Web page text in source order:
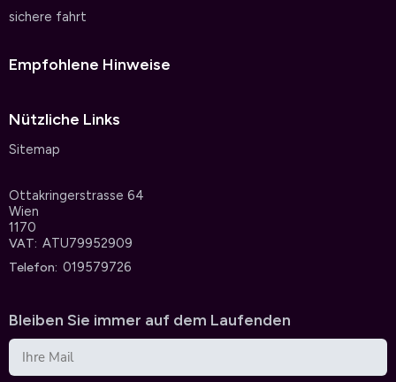
sichere fahrt
Empfohlene Hinweise
Nützliche Links
Sitemap
Ottakringerstrasse 64
Wien
1170
VAT ATU79952909
Telefon 019579726
Bleiben Sie immer auf dem Laufenden